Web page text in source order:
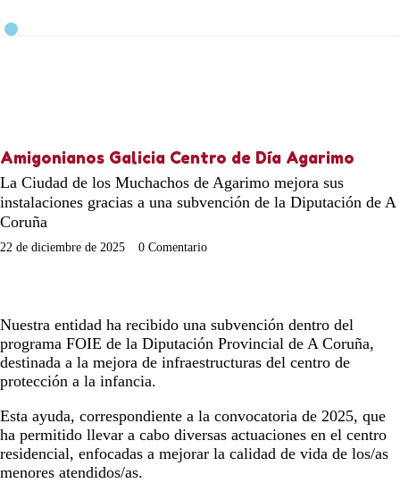
Amigonianos Galicia Centro de Día Agarimo
La Ciudad de los Muchachos de Agarimo mejora sus
instalaciones gracias a una subvención de la Diputación de A
Coruña
22 de diciembre de 2025 0 Comentario
Nuestra entidad ha recibido una subvención dentro del
programa FOIE de la Diputación Provincial de A Coruña,
destinada a la mejora de infraestructuras del centro de
protección a la infancia.
Esta ayuda, correspondiente a la convocatoria de 2025, que
ha permitido llevar a cabo diversas actuaciones en el centro
residencial, enfocadas a mejorar la calidad de vida de los/as
menores atendidos/as.